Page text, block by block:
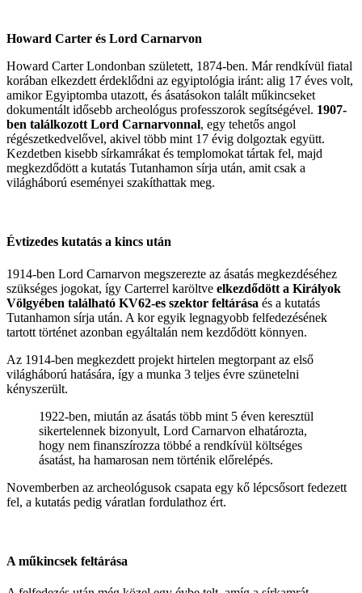
Howard Carter és Lord Carnarvon
Howard Carter Londonban született, 1874-ben. Már rendkívül fiatal
korában elkezdett érdeklődni az egyiptológia iránt: alig 17 éves volt,
amikor Egyiptomba utazott, és ásatásokon talált műkincseket
dokumentált idősebb archeológus professzorok segítségével. 1907-
ben találkozott Lord Carnarvonnal, egy tehetős angol
régészetkedvelővel, akivel több mint 17 évig dolgoztak együtt.
Kezdetben kisebb sírkamrákat és templomokat tártak fel, majd
megkezdődött a kutatás Tutanhamon sírja után, amit csak a
világháború eseményei szakíthattak meg.
Évtizedes kutatás a kincs után
1914-ben Lord Carnarvon megszerezte az ásatás megkezdéséhez
szükséges jogokat, így Carterrel karöltve elkezdődött a Királyok
Völgyében található KV62-es szektor feltárása és a kutatás
Tutanhamon sírja után. A kor egyik legnagyobb felfedezésének
tartott történet azonban egyáltalán nem kezdődött könnyen.
Az 1914-ben megkezdett projekt hirtelen megtorpant az első
világháború hatására, így a munka 3 teljes évre szünetelni
kényszerült.
1922-ben, miután az ásatás több mint 5 éven keresztül
sikertelennek bizonyult, Lord Carnarvon elhatározta,
hogy nem finanszírozza többé a rendkívül költséges
ásatást, ha hamarosan nem történik előrelépés.
Novemberben az archeológusok csapata egy kő lépcsősort fedezett
fel, a kutatás pedig váratlan fordulathoz ért.
A műkincsek feltárása